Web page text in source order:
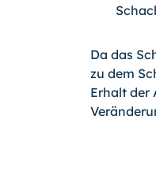
Da das
zu dem
Erhalt der